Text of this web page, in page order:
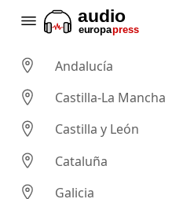
Andalucía
Castilla-La Mancha
Castilla y León
Cataluña
Galicia